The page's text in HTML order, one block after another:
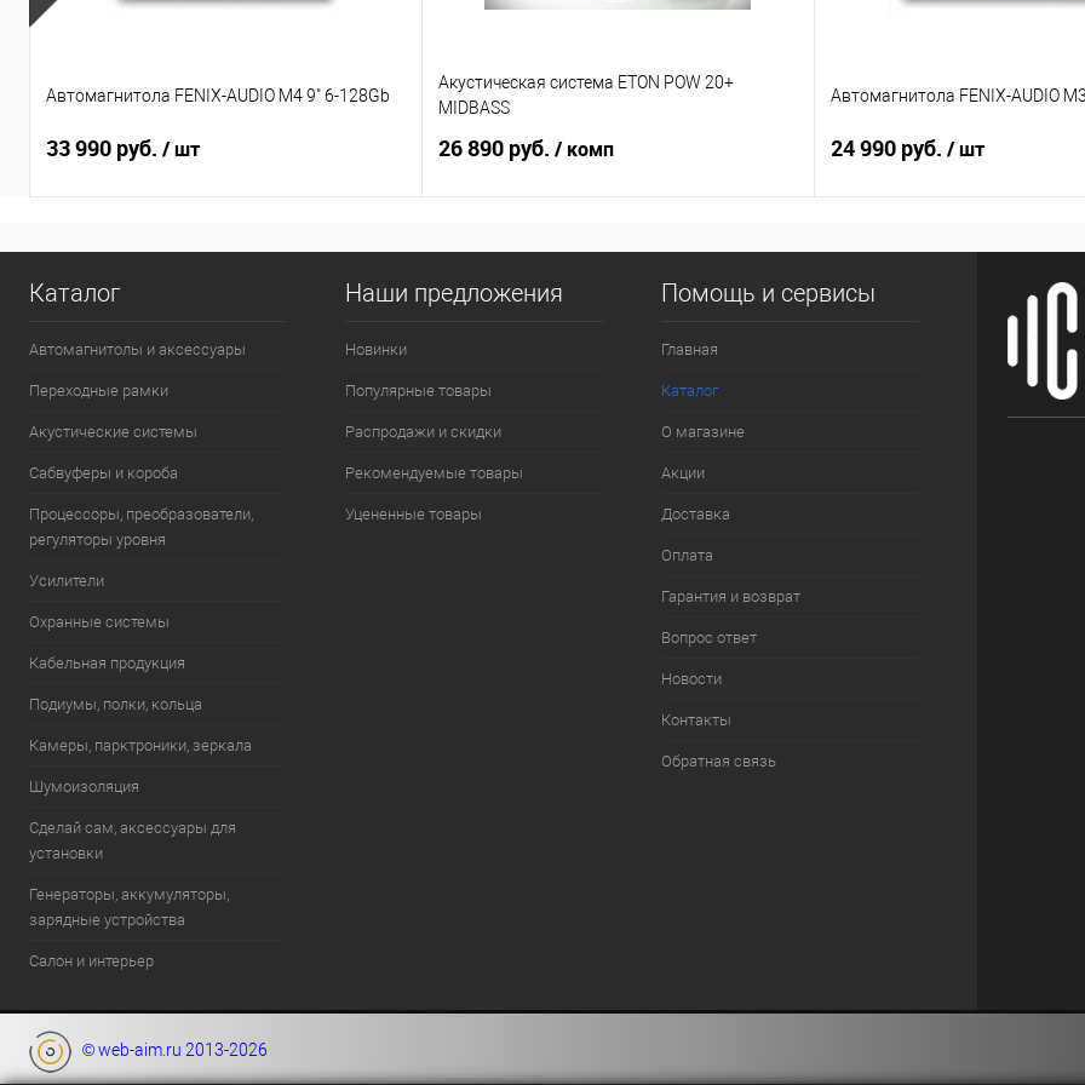
Автомагнитола FENIX-AUDIO M4 9" 6-128Gb
33 990 руб. / шт
Акустическая система ETON POW 20+
MIDBASS
26 890 руб. / комп
Автомагнитола FENIX-AUDIO
24 990 руб. / шт
Каталог
Автомагнитолы и аксессуары
Переходные рамки
Акустические системы
Сабвуферы и короба
Процессоры, преобразователи,
регуляторы уровня
Усилители
Охранные системы
Кабельная продукция
Подиумы, полки, кольца
Камеры, парктроники, зеркала
Шумоизоляция
Сделай сам, аксессуары для
установки
Генераторы, аккумуляторы,
зарядные устройства
Салон и интерьер
Наши предложения
Новинки
Популярные товары
Распродажи и скидки
Рекомендуемые товары
Уцененные товары
Помощь и сервисы
Главная
Каталог
О магазине
Акции
Доставка
Оплата
Гарантия и возврат
Вопрос ответ
Новости
Контакты
Обратная связь
© web-aim.ru 2013-2026